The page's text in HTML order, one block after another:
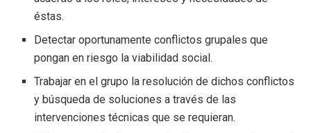
éstas.
Detectar oportunamente conflictos grupales que
pongan en riesgo la viabilidad social.
Trabajar en el grupo la resolución de dichos conflictos
y búsqueda de soluciones a través de las
intervenciones técnicas que se requieran.